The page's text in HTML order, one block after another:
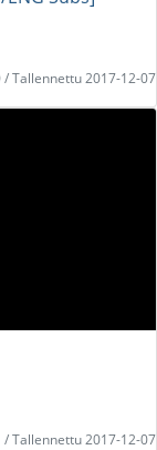
/ Tallennettu 2017-12-07
/ Tallennettu 2017-12-07